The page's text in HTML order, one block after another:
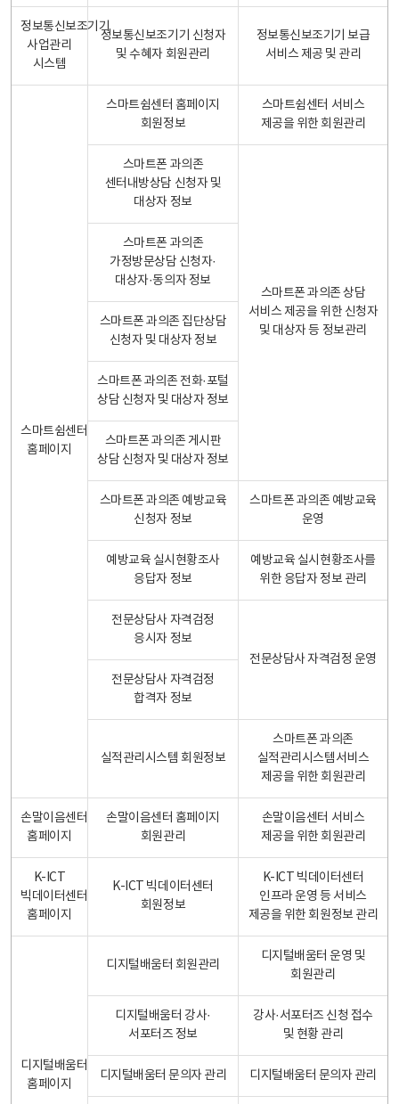
정보통신보조기기
사업관리
시스템
정보통신보조기기 신청자
및 수혜자 회원관리
정보통신보조기기 보급
서비스 제공 및 관리
스마트쉼센터
홈페이지
스마트쉼센터 홈페이지
회원정보
스마트쉼센터 서비스
제공을 위한 회원관리
스마트폰 과의존
센터내방상담 신청자 및
대상자 정보
스마트폰 과의존 상담
서비스 제공을 위한 신청자
및 대상자 등 정보관리
스마트폰 과의존
가정방문상담 신청자·
대상자·동의자 정보
스마트폰 과의존 집단상담
신청자 및 대상자 정보
스마트폰 과의존 전화·포털
상담 신청자 및 대상자 정보
스마트폰 과의존 게시판
상담 신청자 및 대상자 정보
스마트폰 과의존 예방교육
신청자 정보
스마트폰 과의존 예방교육
운영
예방교육 실시현황조사
응답자 정보
예방교육 실시현황조사를
위한 응답자 정보 관리
전문상담사 자격검정
응시자 정보
전문상담사 자격검정 운영
전문상담사 자격검정
합격자 정보
실적관리시스템 회원정보
스마트폰 과의존
실적관리시스템서비스
제공을 위한 회원관리
손말이음센터
홈페이지
손말이음센터 홈페이지
회원관리
손말이음센터 서비스
제공을 위한 회원관리
K-ICT
빅데이터센터
홈페이지
K-ICT 빅데이터센터
회원정보
K-ICT 빅데이터센터
인프라 운영 등 서비스
제공을 위한 회원정보 관리
디지털배움터
홈페이지
디지털배움터 회원관리
디지털배움터 운영 및
회원관리
디지털배움터 강사·
서포터즈 정보
강사·서포터즈 신청 접수
및 현황 관리
디지털배움터 문의자 관리 디지털배움터 문의자 관리